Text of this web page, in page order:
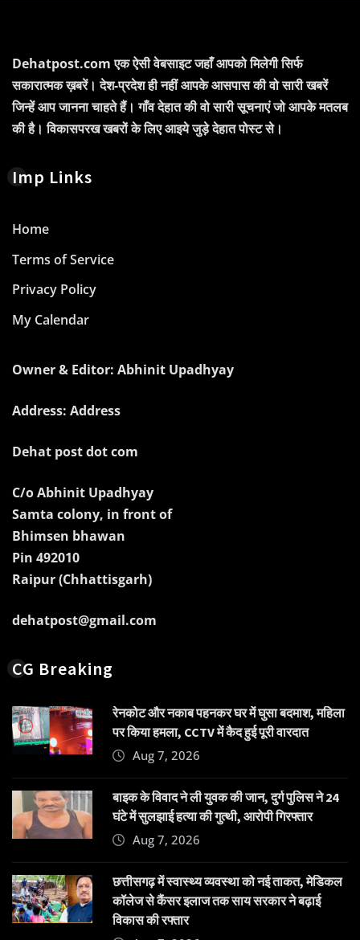
Dehatpost.com एक ऐसी वेबसाइट जहाँ आपको मिलेगी सिर्फ
सकारात्मक ख़बरें। देश-प्रदेश ही नहीं आपके आसपास की वो सारी खबरें
जिन्हें आप जानना चाहते हैं। गाँव देहात की वो सारी सूचनाएं जो आपके मतलब
की है। विकासपरख खबरों के लिए आइये जुड़े देहात पोस्ट से।
Imp Links
Home
Terms of Service
Privacy Policy
My Calendar
Owner & Editor: Abhinit Upadhyay
Address: Address
Dehat post dot com
C/o Abhinit Upadhyay
Samta colony, in front of
Bhimsen bhawan
Pin 492010
Raipur (Chhattisgarh)
dehatpost@gmail.com
CG Breaking
रेनकोट और नकाब पहनकर घर में घुसा बदमाश, महिला
पर किया हमला, CCTV में कैद हुई पूरी वारदात
Aug 7, 2026
बाइक के विवाद ने ली युवक की जान, दुर्ग पुलिस ने 24
घंटे में सुलझाई हत्या की गुत्थी, आरोपी गिरफ्तार
Aug 7, 2026
छत्तीसगढ़ में स्वास्थ्य व्यवस्था को नई ताकत, मेडिकल
कॉलेज से कैंसर इलाज तक साय सरकार ने बढ़ाई
विकास की रफ्तार